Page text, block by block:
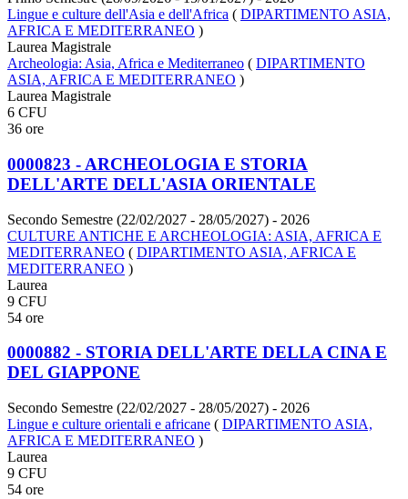
Lingue e culture dell'Asia e dell'Africa ( DIPARTIMENTO ASIA,
AFRICA E MEDITERRANEO )
Laurea Magistrale
Archeologia: Asia, Africa e Mediterraneo ( DIPARTIMENTO
ASIA, AFRICA E MEDITERRANEO )
Laurea Magistrale
6 CFU
36 ore
0000823 - ARCHEOLOGIA E STORIA
DELL'ARTE DELL'ASIA ORIENTALE
Secondo Semestre (22/02/2027 - 28/05/2027) - 2026
CULTURE ANTICHE E ARCHEOLOGIA: ASIA, AFRICA E
MEDITERRANEO ( DIPARTIMENTO ASIA, AFRICA E
MEDITERRANEO )
Laurea
9 CFU
54 ore
0000882 - STORIA DELL'ARTE DELLA CINA E
DEL GIAPPONE
Secondo Semestre (22/02/2027 - 28/05/2027) - 2026
Lingue e culture orientali e africane ( DIPARTIMENTO ASIA,
AFRICA E MEDITERRANEO )
Laurea
9 CFU
54 ore